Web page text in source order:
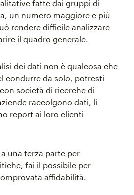
fatte dai gruppi di
un numero maggiore e più
rendere difficile analizzare
il quadro generale.
dei dati non è qualcosa che
condurre da solo, potresti
società di ricerche di
raccolgono dati, li
report ai loro clienti
una terza parte per
fai il possibile per
affidabilità.